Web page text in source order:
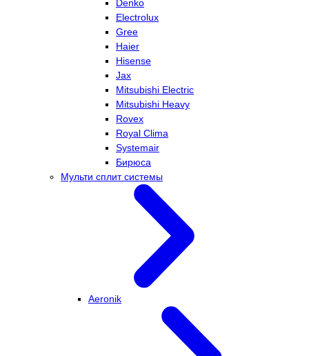
Denko
Electrolux
Gree
Haier
Hisense
Jax
Mitsubishi Electric
Mitsubishi Heavy
Rovex
Royal Clima
Systemair
Бирюса
Мульти сплит системы
Aeronik